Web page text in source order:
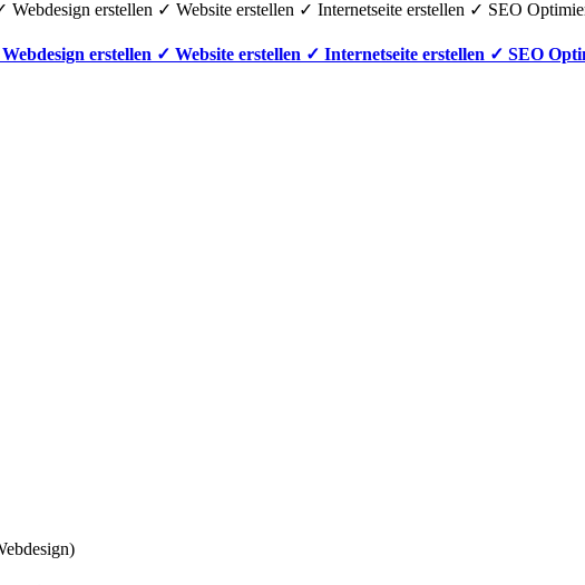
erstellen ✓ Website erstellen ✓ Internetseite erstellen ✓ SEO